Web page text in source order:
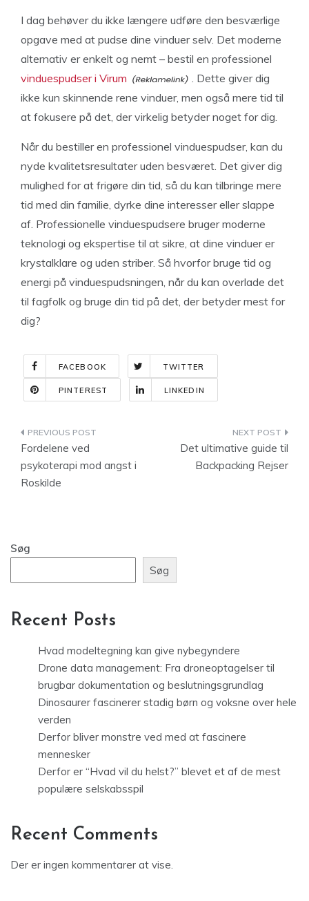
I dag behøver du ikke længere udføre den besværlige
opgave med at pudse dine vinduer selv. Det moderne
alternativ er enkelt og nemt – bestil en professionel
vinduespudser i Virum
. Dette giver dig
ikke kun skinnende rene vinduer, men også mere tid til
at fokusere på det, der virkelig betyder noget for dig.
Når du bestiller en professionel vinduespudser, kan du
nyde kvalitetsresultater uden besværet. Det giver dig
mulighed for at frigøre din tid, så du kan tilbringe mere
tid med din familie, dyrke dine interesser eller slappe
af. Professionelle vinduespudsere bruger moderne
teknologi og ekspertise til at sikre, at dine vinduer er
krystalklare og uden striber. Så hvorfor bruge tid og
energi på vinduespudsningen, når du kan overlade det
til fagfolk og bruge din tid på det, der betyder mest for
dig?
FACEBOOK TWITTER
PINTEREST LINKEDIN
Indlægsnavigation
Fordelene ved
psykoterapi mod angst i
Roskilde
Det ultimative guide til
Backpacking Rejser
Søg
Søg
Recent Posts
Hvad modeltegning kan give nybegyndere
Drone data management: Fra droneoptagelser til
brugbar dokumentation og beslutningsgrundlag
Dinosaurer fascinerer stadig børn og voksne over hele
verden
Derfor bliver monstre ved med at fascinere
mennesker
Derfor er “Hvad vil du helst?” blevet et af de mest
populære selskabsspil
Recent Comments
Der er ingen kommentarer at vise.